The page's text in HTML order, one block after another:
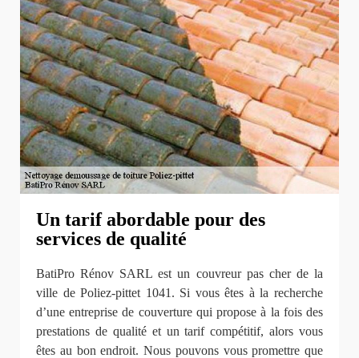
Un tarif abordable pour des
services de qualité
BatiPro Rénov SARL est un couvreur pas cher de la
ville de Poliez-pittet 1041. Si vous êtes à la recherche
d’une entreprise de couverture qui propose à la fois des
prestations de qualité et un tarif compétitif, alors vous
êtes au bon endroit. Nous pouvons vous promettre que